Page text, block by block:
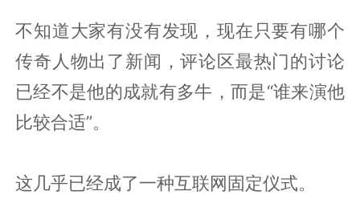
不知道大家有没有发现，现在只要有哪个
传奇人物出了新闻，评论区最热门的讨论
已经不是他的成就有多牛，而是“谁来演他
比较合适”。
这几乎已经成了一种互联网固定仪式。